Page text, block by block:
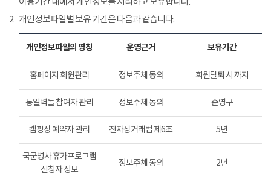
이용기간 내에서 개인정보를 처리하고 보유합니다.
2 개인정보파일별 보유 기간은 다음과 같습니다.
개인정보파일의 명칭 운영근거 보유기간
홈페이지 회원관리 정보주체 동의 회원탈퇴 시 까지
통일벽돌 참여자 관리 정보주체 동의 준영구
캠핑장 예약자 관리 전자상거래법 제6조 5년
국군병사 휴가프로그램
신청자 정보
정보주체 동의 2년